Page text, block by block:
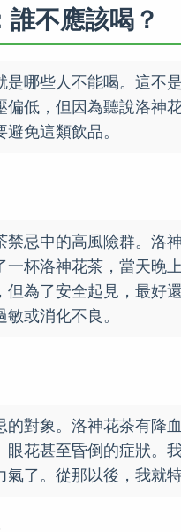
不應該喝？
哪些人不能喝。這不
低，但因為聽說洛神
免這類飲品。
忌中的高風險群。洛
杯洛神花茶，當天晚
為了安全起見，最好
或消化不良。
對象。洛神花茶有降
花甚至昏倒的症狀。
了。從那以後，我就特